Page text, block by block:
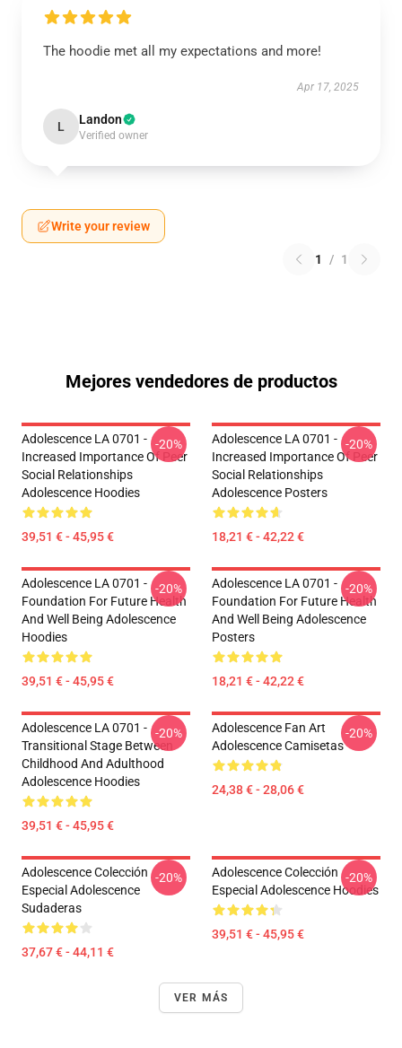
The hoodie met all my expectations and more!
Apr 17, 2025
L Landon
Verified owner
Write your review
1 / 1
Mejores vendedores de productos
Adolescence LA 0701 -
Increased Importance Of Peer
Social Relationships
Adolescence Hoodies
39,51 € - 45,95 €
-20%
Adolescence LA 0701 -
Increased Importance Of Peer
Social Relationships
Adolescence Posters
18,21 € - 42,22 €
-20%
Adolescence LA 0701 -
Foundation For Future Health
And Well Being Adolescence
Hoodies
39,51 € - 45,95 €
-20%
Adolescence LA 0701 -
Foundation For Future Health
And Well Being Adolescence
Posters
18,21 € - 42,22 €
-20%
Adolescence LA 0701 -
Transitional Stage Between
Childhood And Adulthood
Adolescence Hoodies
39,51 € - 45,95 €
-20%
Adolescence Fan Art
Adolescence Camisetas
24,38 € - 28,06 €
-20%
Adolescence Colección
Especial Adolescence
Sudaderas
37,67 € - 44,11 €
-20%
Adolescence Colección
Especial Adolescence Hoodies
39,51 € - 45,95 €
-20%
VER MÁS